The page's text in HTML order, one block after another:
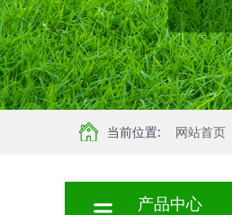
当前位置: 网站首页
产品中心